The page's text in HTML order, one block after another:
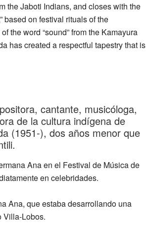
the Jaboti Indians, and closes with the
based on festival rituals of the
the word “sound” from the Kamayura
has created a respectful tapestry that is
cantante, musicóloga,
de la cultura indígena de
(1951-), dos años menor que
Ana en el Festival de Música de
en celebridades.
Ana, que estaba desarrollando una
Villa-Lobos.